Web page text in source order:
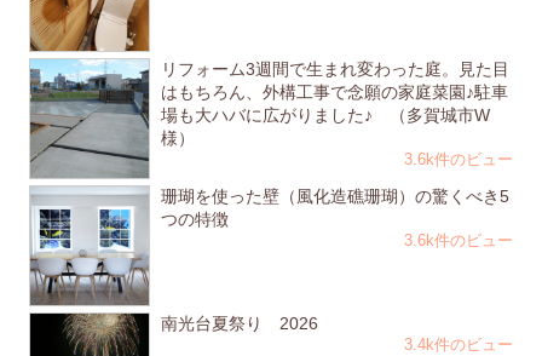
リフォーム3週間で生まれ変わった庭。見た目
はもちろん、外構工事で念願の家庭菜園♪駐車
場も大ハバに広がりました♪ （多賀城市W
様）
3.6k件のビュー
珊瑚を使った壁（風化造礁珊瑚）の驚くべき5
つの特徴
3.6k件のビュー
南光台夏祭り 2026
3.4k件のビュー